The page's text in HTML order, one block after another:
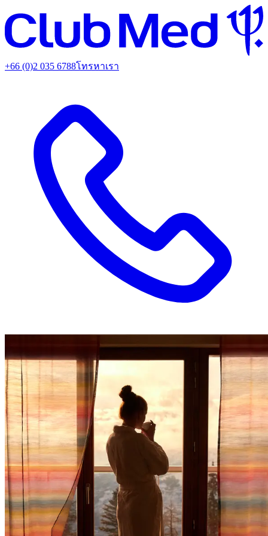
+66 (0)2 035 6788โทรหาเรา